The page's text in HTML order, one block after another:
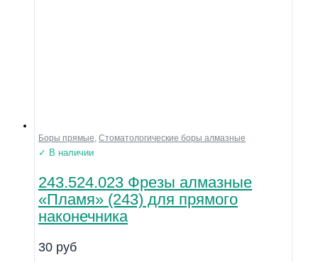
Боры прямые, Стоматологические боры алмазные
✓ В наличии
243.524.023 Фрезы алмазные
«Пламя» (243) для прямого
наконечника
30 руб